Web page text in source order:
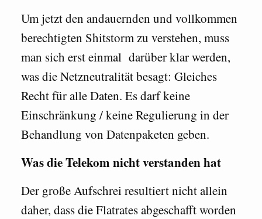
Um jetzt den andauernden und vollkommen
berechtigten Shitstorm zu verstehen, muss
man sich erst einmal darüber klar werden,
was die Netzneutralität besagt: Gleiches
Recht für alle Daten. Es darf keine
Einschränkung / keine Regulierung in der
Behandlung von Datenpaketen geben.
Was die Telekom nicht verstanden hat
Der große Aufschrei resultiert nicht allein
daher, dass die Flatrates abgeschafft worden